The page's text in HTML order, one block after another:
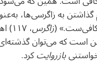
گذاشتن به زاگرسی‌ها،
(زاگرس ،
است که می‌توان
بازروایتکرد.